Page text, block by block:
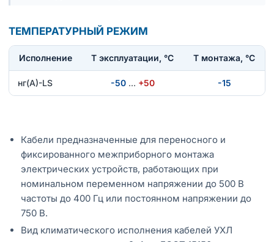
ТЕМПЕРАТУРНЫЙ РЕЖИМ
Исполнение T эксплуатации, °С Т монтажа, °С
нг(А)-LS -50 … +50 -15
Кабели предназначенные для переносного и
фиксированного межприборного монтажа
электрических устройств, работающих при
номинальном переменном напряжении до 500 В
частоты до 400 Гц или постоянном напряжении до
750 В.
Вид климатического исполнения кабелей УХЛ